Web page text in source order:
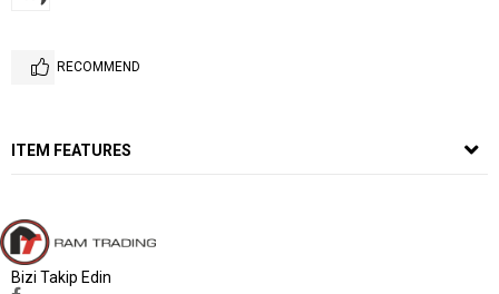
RECOMMEND
ITEM FEATURES
Bizi Takip Edin